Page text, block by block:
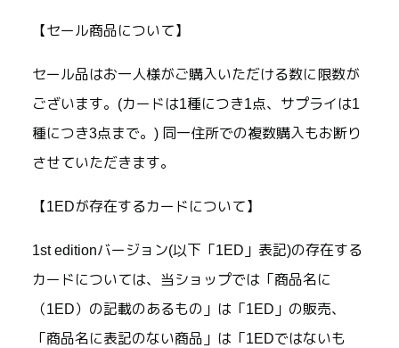
【セール商品について】
セール品はお一人様がご購入いただける数に限数が
ございます。(カードは1種につき1点、サプライは1
種につき3点まで。) 同一住所での複数購入もお断り
させていただきます。
【1EDが存在するカードについて】
1st editionバージョン(以下「1ED」表記)の存在する
カードについては、当ショップでは「商品名に
（1ED）の記載のあるもの」は「1ED」の販売、
「商品名に表記のない商品」は「1EDではないも